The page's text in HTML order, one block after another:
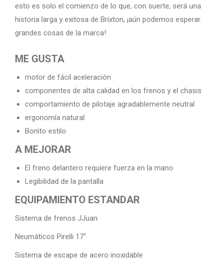
esto es solo el comienzo de lo que, con suerte, será una
historia larga y exitosa de Brixton, ¡aún podemos esperar
grandes cosas de la marca!
ME GUSTA
motor de fácil aceleración
componentes de alta calidad en los frenos y el chasis
comportamiento de pilotaje agradablemente neutral
ergonomía natural
Bonito estilo
A MEJORAR
El freno delantero requiere fuerza en la mano
Legibilidad de la pantalla
EQUIPAMIENTO ESTANDAR
Sistema de frenos JJuan
Neumáticos Pirelli 17″
Sistema de escape de acero inoxidable